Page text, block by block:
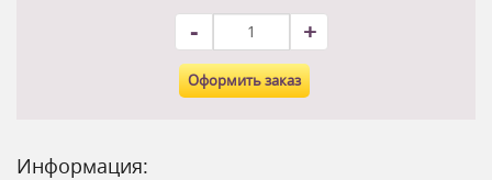
- +
Оформить заказ
Информация: